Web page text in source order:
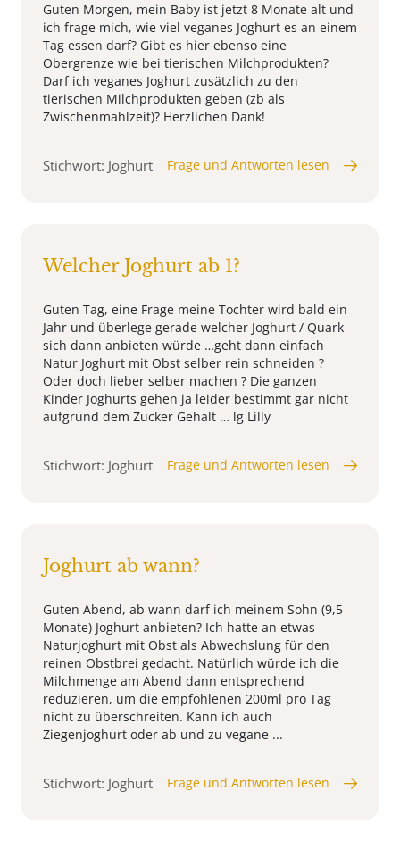
Guten Morgen, mein Baby ist jetzt 8 Monate alt und
ich frage mich, wie viel veganes Joghurt es an einem
Tag essen darf? Gibt es hier ebenso eine
Obergrenze wie bei tierischen Milchprodukten?
Darf ich veganes Joghurt zusätzlich zu den
tierischen Milchprodukten geben (zb als
Zwischenmahlzeit)? Herzlichen Dank!
Stichwort: Joghurt Frage und Antworten lesen
Welcher Joghurt ab 1?
Guten Tag, eine Frage meine Tochter wird bald ein
Jahr und überlege gerade welcher Joghurt / Quark
sich dann anbieten würde …geht dann einfach
Natur Joghurt mit Obst selber rein schneiden ?
Oder doch lieber selber machen ? Die ganzen
Kinder Joghurts gehen ja leider bestimmt gar nicht
aufgrund dem Zucker Gehalt … lg Lilly
Stichwort: Joghurt Frage und Antworten lesen
Joghurt ab wann?
Guten Abend, ab wann darf ich meinem Sohn (9,5
Monate) Joghurt anbieten? Ich hatte an etwas
Naturjoghurt mit Obst als Abwechslung für den
reinen Obstbrei gedacht. Natürlich würde ich die
Milchmenge am Abend dann entsprechend
reduzieren, um die empfohlenen 200ml pro Tag
nicht zu überschreiten. Kann ich auch
Ziegenjoghurt oder ab und zu vegane ...
Stichwort: Joghurt Frage und Antworten lesen